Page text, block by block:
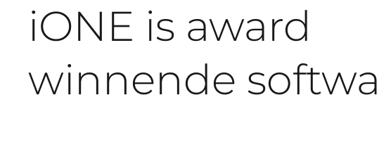
iONE is award
winnende